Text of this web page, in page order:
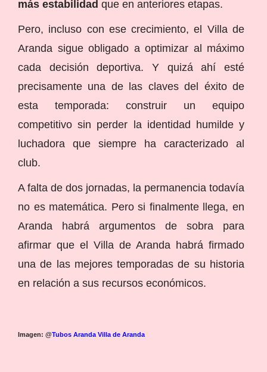
más estabilidad que en anteriores etapas.
Pero, incluso con ese crecimiento, el Villa de
Aranda sigue obligado a optimizar al máximo
cada decisión deportiva. Y quizá ahí esté
precisamente una de las claves del éxito de
esta temporada: construir un equipo
competitivo sin perder la identidad humilde y
luchadora que siempre ha caracterizado al
club.
A falta de dos jornadas, la permanencia todavía
no es matemática. Pero si finalmente llega, en
Aranda habrá argumentos de sobra para
afirmar que el Villa de Aranda habrá firmado
una de las mejores temporadas de su historia
en relación a sus recursos económicos.
Imagen: @Tubos Aranda Villa de Aranda